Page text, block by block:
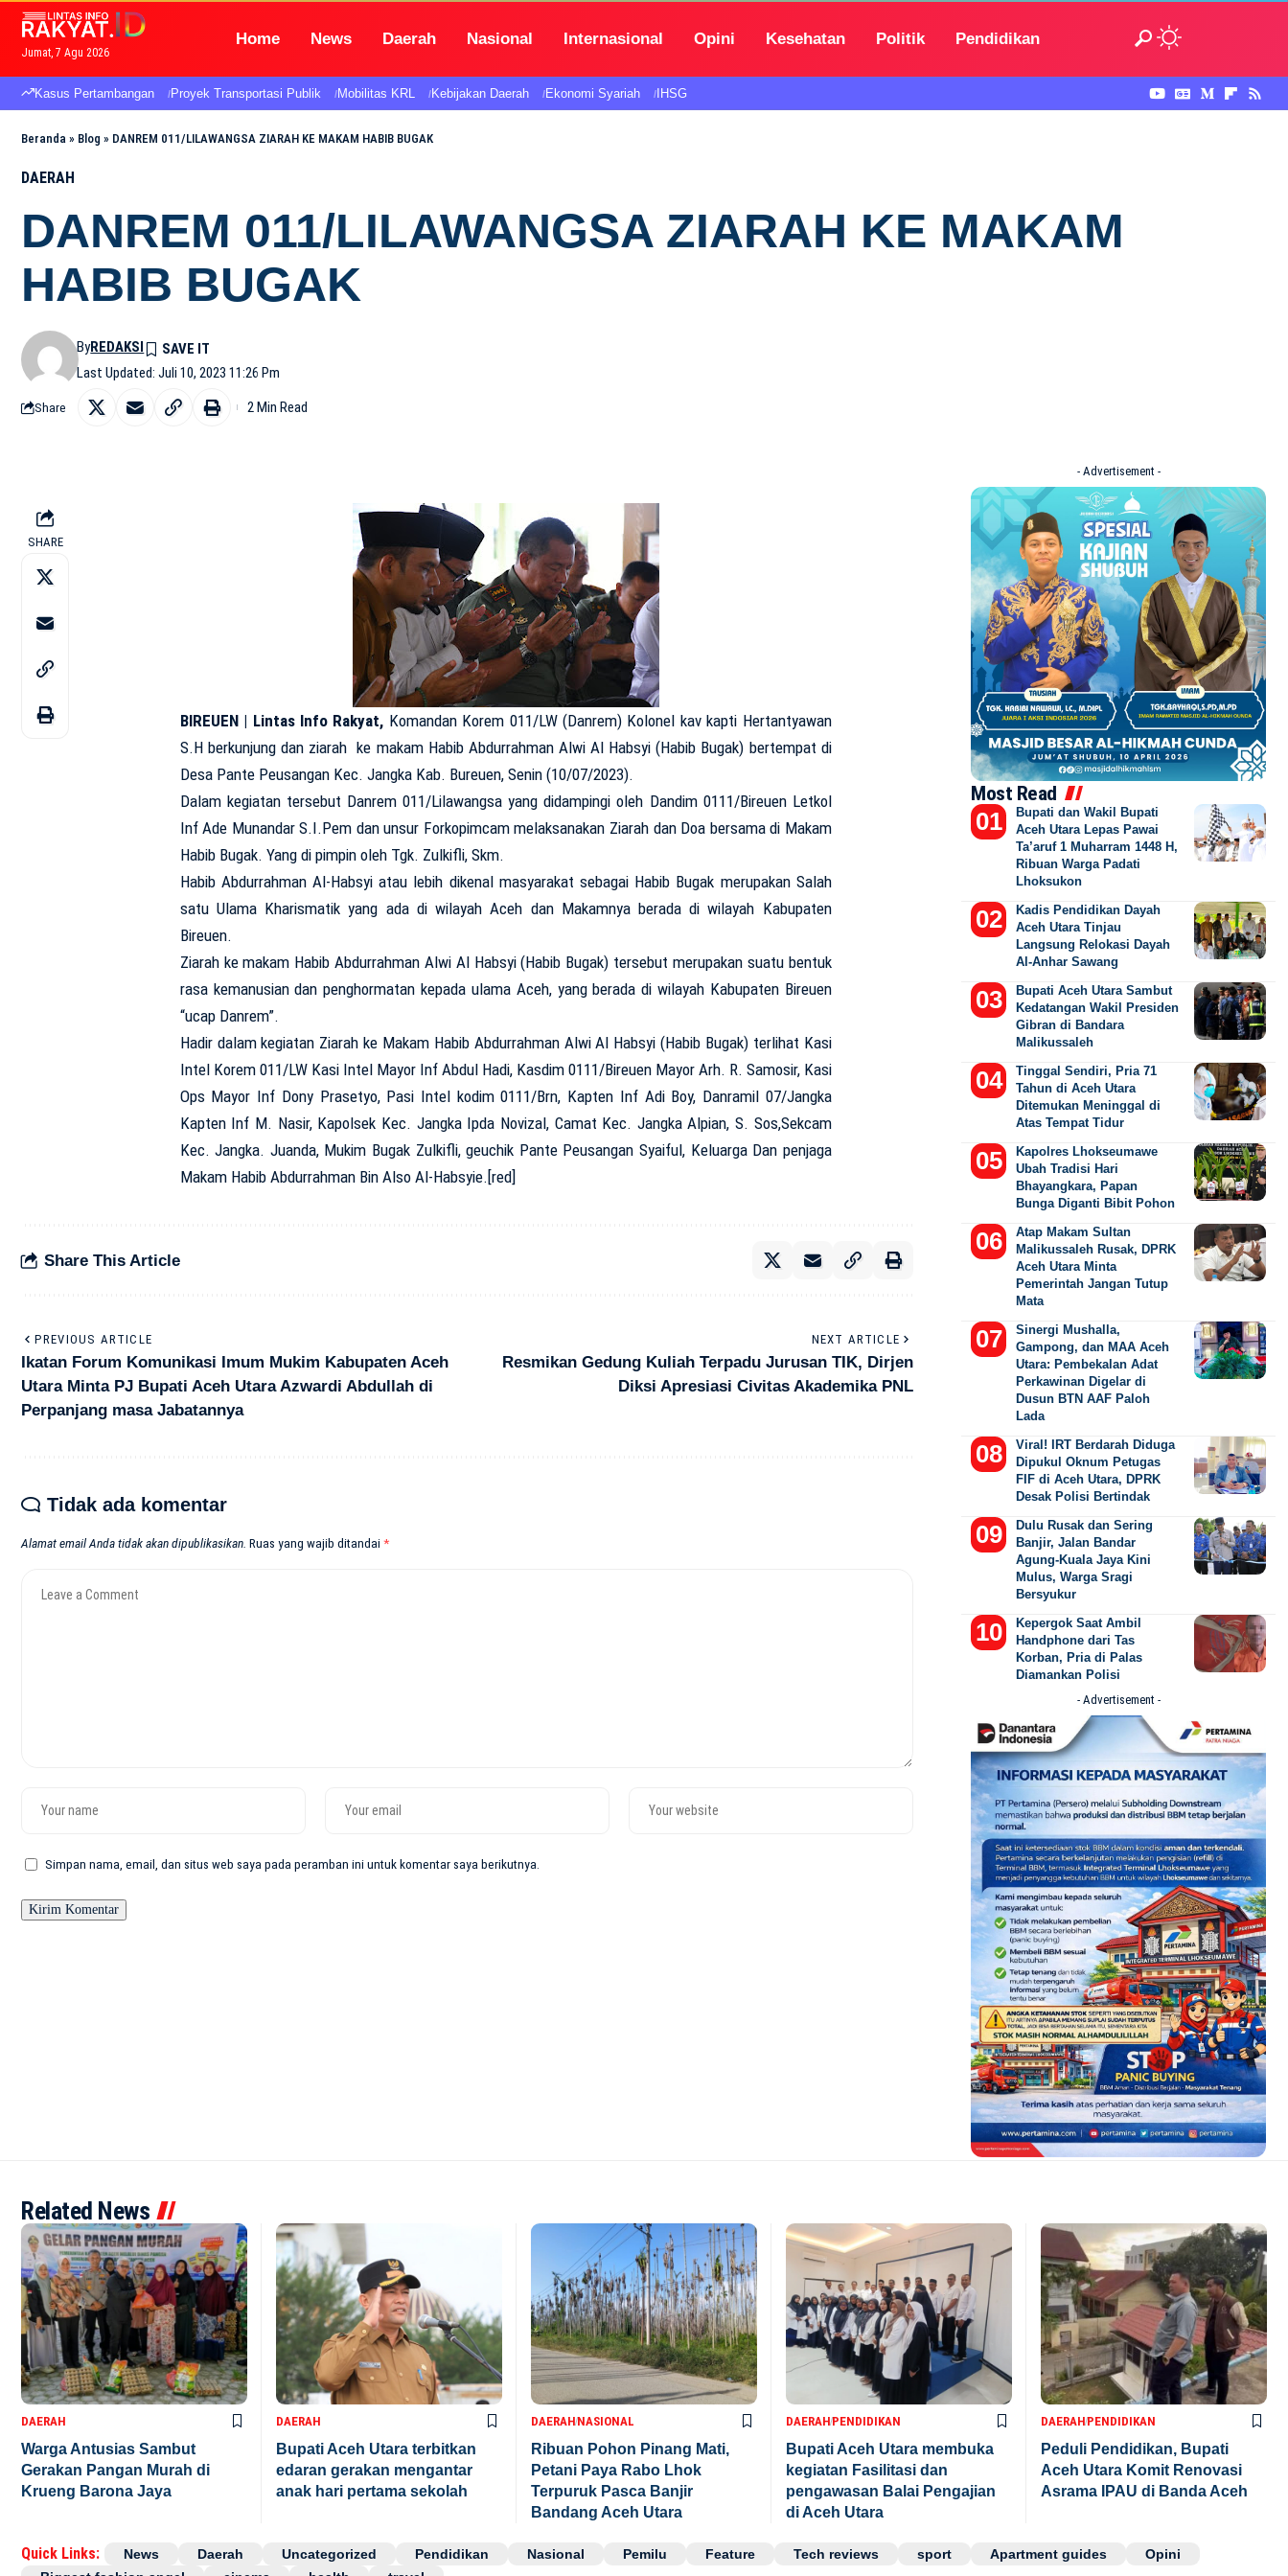
Jumat, 7 Agu 2026
Home News Daerah Nasional Internasional Opini Kesehatan Politik Pendidikan
Kasus Pertambangan Proyek Transportasi Publik Mobilitas KRL Kebijakan Daerah Ekonomi Syariah IHSG
Beranda » Blog » DANREM 011/LILAWANGSA ZIARAH KE MAKAM HABIB BUGAK
DAERAH
DANREM 011/LILAWANGSA ZIARAH KE MAKAM
HABIB BUGAK
Last Updated: Juli 10, 2023 11:26 Pm
ByREDAKSI
Share 2 Min Read
SHARE
BIREUEN | Lintas Info Rakyat, Komandan Korem 011/LW (Danrem) Kolonel kav kapti Hertantyawan
S.H berkunjung dan ziarah ke makam Habib Abdurrahman Alwi Al Habsyi (Habib Bugak) bertempat di
Desa Pante Peusangan Kec. Jangka Kab. Bureuen, Senin (10/07/2023).
Dalam kegiatan tersebut Danrem 011/Lilawangsa yang didampingi oleh Dandim 0111/Bireuen Letkol
Inf Ade Munandar S.I.Pem dan unsur Forkopimcam melaksanakan Ziarah dan Doa bersama di Makam
Habib Bugak. Yang di pimpin oleh Tgk. Zulkifli, Skm.
Habib Abdurrahman Al-Habsyi atau lebih dikenal masyarakat sebagai Habib Bugak merupakan Salah
satu Ulama Kharismatik yang ada di wilayah Aceh dan Makamnya berada di wilayah Kabupaten
Bireuen.
Ziarah ke makam Habib Abdurrahman Alwi Al Habsyi (Habib Bugak) tersebut merupakan suatu bentuk
rasa kemanusian dan penghormatan kepada ulama Aceh, yang berada di wilayah Kabupaten Bireuen
“ucap Danrem”.
Hadir dalam kegiatan Ziarah ke Makam Habib Abdurrahman Alwi Al Habsyi (Habib Bugak) terlihat Kasi
Intel Korem 011/LW Kasi Intel Mayor Inf Abdul Hadi, Kasdim 0111/Bireuen Mayor Arh. R. Samosir, Kasi
Ops Mayor Inf Dony Prasetyo, Pasi Intel kodim 0111/Brn, Kapten Inf Adi Boy, Danramil 07/Jangka
Kapten Inf M. Nasir, Kapolsek Kec. Jangka Ipda Novizal, Camat Kec. Jangka Alpian, S. Sos,Sekcam
Kec. Jangka. Juanda, Mukim Bugak Zulkifli, geuchik Pante Peusangan Syaiful, Keluarga Dan penjaga
Makam Habib Abdurrahman Bin Also Al-Habsyie.[red]
Share This Article
PREVIOUS ARTICLE
Ikatan Forum Komunikasi Imum Mukim Kabupaten Aceh
Utara Minta PJ Bupati Aceh Utara Azwardi Abdullah di
Perpanjang masa Jabatannya
NEXT ARTICLE
Resmikan Gedung Kuliah Terpadu Jurusan TIK, Dirjen
Diksi Apresiasi Civitas Akademika PNL
Tidak ada komentar
Alamat email Anda tidak akan dipublikasikan. Ruas yang wajib ditandai*
Simpan nama, email, dan situs web saya pada peramban ini untuk komentar saya berikutnya.
- Advertisement -
Most Read
Bupati dan Wakil Bupati
Aceh Utara Lepas Pawai
Ta’aruf 1 Muharram 1448 H,
Ribuan Warga Padati
Lhoksukon
Kadis Pendidikan Dayah
Aceh Utara Tinjau
Langsung Relokasi Dayah
Al-Anhar Sawang
Bupati Aceh Utara Sambut
Kedatangan Wakil Presiden
Gibran di Bandara
Malikussaleh
Tinggal Sendiri, Pria 71
Tahun di Aceh Utara
Ditemukan Meninggal di
Atas Tempat Tidur
Kapolres Lhokseumawe
Ubah Tradisi Hari
Bhayangkara, Papan
Bunga Diganti Bibit Pohon
Atap Makam Sultan
Malikussaleh Rusak, DPRK
Aceh Utara Minta
Pemerintah Jangan Tutup
Mata
Sinergi Mushalla,
Gampong, dan MAA Aceh
Utara: Pembekalan Adat
Perkawinan Digelar di
Dusun BTN AAF Paloh
Lada
Viral! IRT Berdarah Diduga
Dipukul Oknum Petugas
FIF di Aceh Utara, DPRK
Desak Polisi Bertindak
Dulu Rusak dan Sering
Banjir, Jalan Bandar
Agung-Kuala Jaya Kini
Mulus, Warga Sragi
Bersyukur
Kepergok Saat Ambil
Handphone dari Tas
Korban, Pria di Palas
Diamankan Polisi
- Advertisement -
Related News
DAERAH
Warga Antusias Sambut
Gerakan Pangan Murah di
Krueng Barona Jaya
DAERAH
Bupati Aceh Utara terbitkan
edaran gerakan mengantar
anak hari pertama sekolah
DAERAHNASIONAL
Ribuan Pohon Pinang Mati,
Petani Paya Rabo Lhok
Terpuruk Pasca Banjir
Bandang Aceh Utara
DAERAHPENDIDIKAN
Bupati Aceh Utara membuka
kegiatan Fasilitasi dan
pengawasan Balai Pengajian
di Aceh Utara
DAERAHPENDIDIKAN
Peduli Pendidikan, Bupati
Aceh Utara Komit Renovasi
Asrama IPAU di Banda Aceh
Quick Links: News Daerah Uncategorized Pendidikan Nasional Pemilu Feature Tech reviews sport Apartment guides
Opini